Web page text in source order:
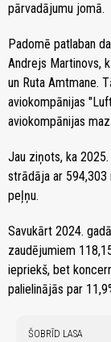
pārvadājumu jomā.
Padomē patlaban
Andrejs Martinovs,
un Ruta Amtmane.
aviokompānijas
aviokompānijas
Jau ziņots, ka
strādāja ar 594,303
peļņu.
Savukārt 2024.
zaudējumiem
iepriekš, bet
palielinājās par
ŠOBRĪD LASA